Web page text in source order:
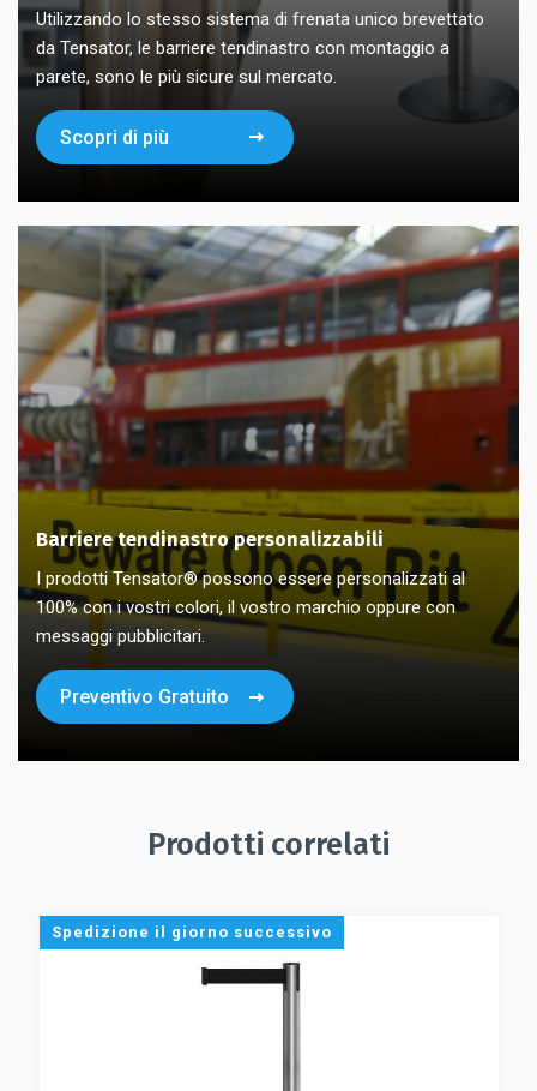
Utilizzando lo stesso sistema di frenata unico brevettato
da Tensator, le barriere tendinastro con montaggio a
parete, sono le più sicure sul mercato.
Scopri di più
Barriere tendinastro personalizzabili
I prodotti Tensator® possono essere personalizzati al
100% con i vostri colori, il vostro marchio oppure con
messaggi pubblicitari.
Preventivo Gratuito
Prodotti correlati
Spedizione il giorno successivo